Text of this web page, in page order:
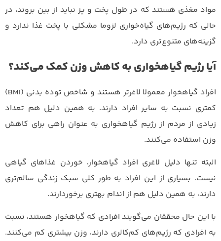
مواد مغذی هستند که در طول پخت و پز نباید از بین بروند، در
حالی که رژیم‌های گیاه‌خواری لزوما مشکلی با پخت غذا ندارد و
گزینه‌های متنوع‌تری دارد.
آیا رژیم گیاهخواری به کاهش وزن کمک می‌کند؟
افراد گیاهخوار معمولا لاغرتر هستند و شاخص توده بدنی (BMI)
کمتری نسبت به سایر افراد دارند. به همین دلیل هم تعداد
زیادی از مردم از رژیم گیاهخواری به عنوان راهی برای کاهش
وزن استفاده می‌کنند.
البته تنها دلیل لاغری افراد گیاهخوار، خوردن غذاهای گیاهی
نیست. بسیاری از این افراد به طور کلی سبک زندگی سالم‌تری
دارند، به همین دلیل هم از اندام بهتری برخوردارند.
با این حال محققان می‌گویند افرادی که گیاهخوار هستند، نسبت
به افرادی که رژیم‌های کم‌کالری دارند، وزن بیشتری کم می‌کنند.